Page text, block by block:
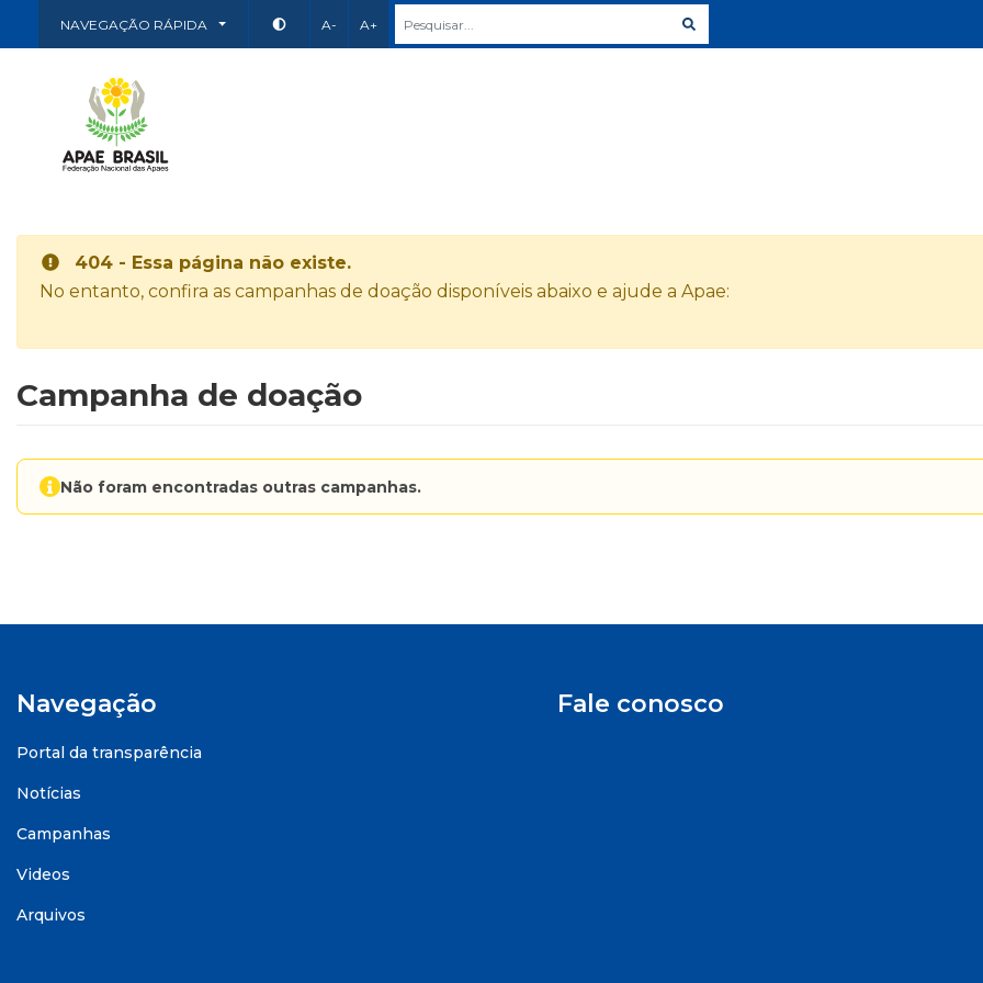
NAVEGAÇÃO RÁPIDA A- A+
404 - Essa página não existe.
No entanto, confira as campanhas de doação disponíveis abaixo e ajude a Apae:
Campanha de doação
Não foram encontradas outras campanhas.
Navegação
Portal da transparência
Notícias
Campanhas
Videos
Arquivos
Fale conosco